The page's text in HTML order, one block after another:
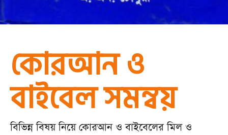
কোরআন ও
বাইবেল সমন্বয়
বিভিন্ন বিষয় নিয়ে কোরআন ও বাইবেলের মিল ও